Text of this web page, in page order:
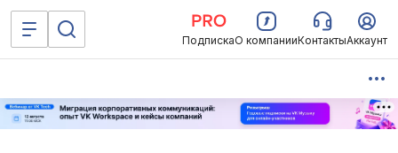
ПодпискаО компанииКонтактыАккаунт